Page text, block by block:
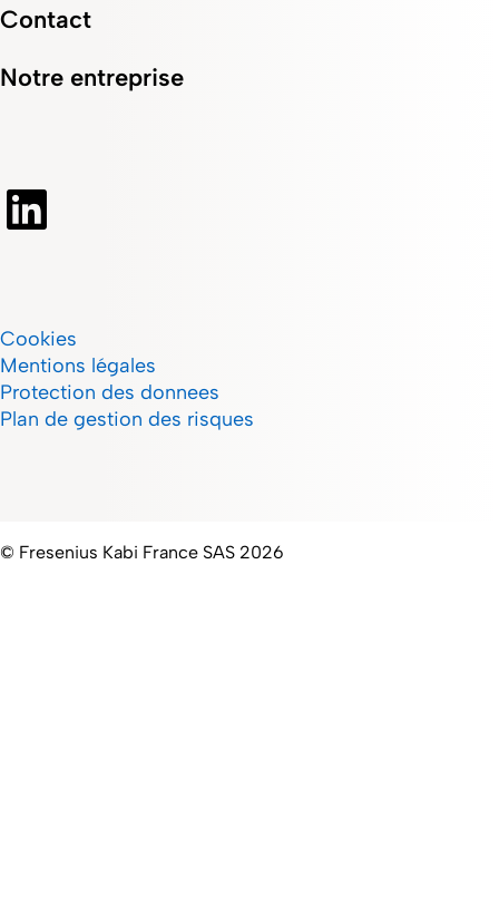
Contact
Notre entreprise
Cookies
Mentions légales
Protection des donnees
Plan de gestion des risques
© Fresenius Kabi France SAS 2026